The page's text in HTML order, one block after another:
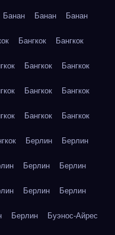
Банан Банан Банан
Бангкок Бангкок
Бангкок Бангкок
Бангкок Бангкок
Бангкок Бангкок
Берлин Берлин
Берлин Берлин
Берлин Берлин
Берлин Буэнос-Айрес